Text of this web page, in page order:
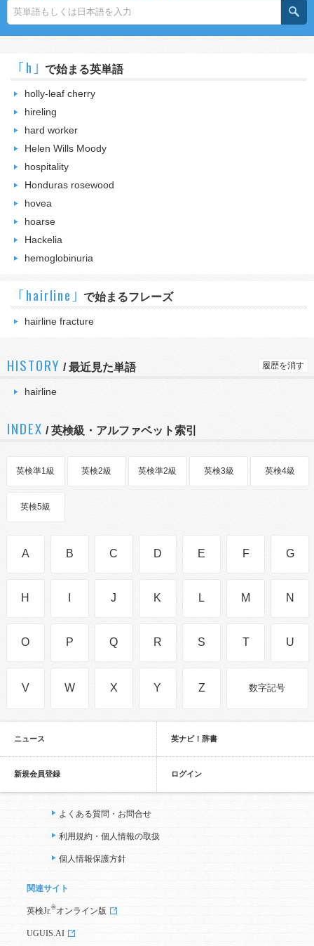
｢h｣ で始まる英単語
holly-leaf cherry
hireling
hard worker
Helen Wills Moody
hospitality
Honduras rosewood
hovea
hoarse
Hackelia
hemoglobinuria
｢hairline｣ で始まるフレーズ
hairline fracture
HISTORY /最近見た単語 履歴を消す
hairline
INDEX / 英検級・アルファベット索引
英検準1級 英検2級 英検準2級 英検3級 英検4級
英検5級
A B C D E F G
H J K L M N
O P Q R S T U
V W X Y Z 数字記号
ニュース 英ナビ！辞書
新規会員登録 ログイン
よくある質問・お問合せ
利用規約・個人情報の取扱
個人情報保護方針
関連サイト
英検Jr. ®オンライン版
UGUIS.AI